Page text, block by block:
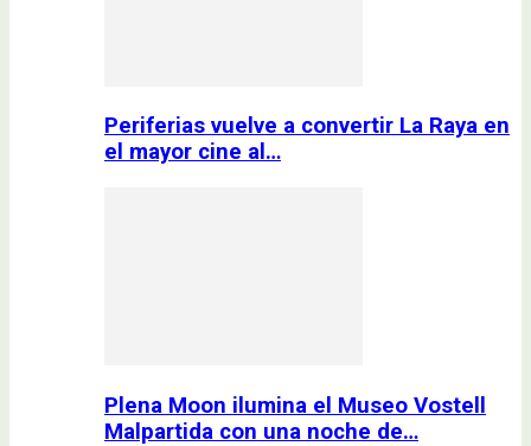
Periferias vuelve a convertir La Raya en
el mayor cine al…
Plena Moon ilumina el Museo Vostell
Malpartida con una noche de…